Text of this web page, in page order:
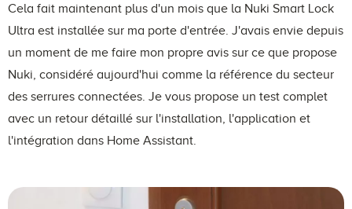
Cela fait maintenant plus d'un mois que la Nuki Smart Lock
Ultra est installée sur ma porte d'entrée. J'avais envie depuis
un moment de me faire mon propre avis sur ce que propose
Nuki, considéré aujourd'hui comme la référence du secteur
des serrures connectées. Je vous propose un test complet
avec un retour détaillé sur l'installation, l'application et
l'intégration dans Home Assistant.